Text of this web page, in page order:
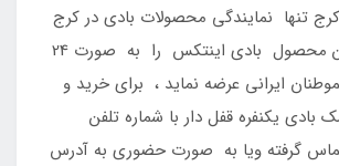
تنها نمایندگی محصولات بادی در کرج
مفتخر است این محصول بادی اینتکس را به صورت 24
ایرانی عرضه نماید ، برای خرید و
یکنفره قفل دار با شماره تلفن
تماس گرفته ویا به صورت حضوری به آدرس